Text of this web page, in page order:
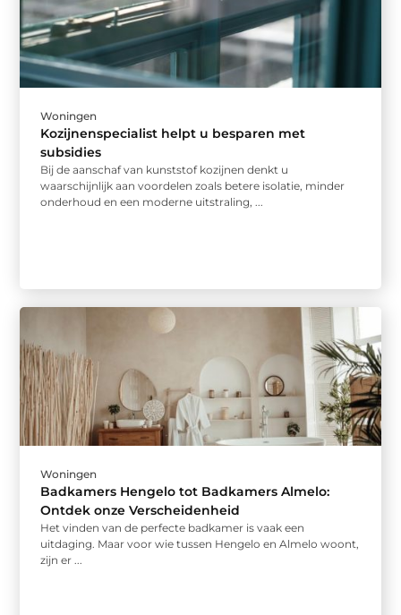
Woningen
Kozijnenspecialist helpt u besparen met
subsidies
Bij de aanschaf van kunststof kozijnen denkt u
waarschijnlijk aan voordelen zoals betere isolatie, minder
onderhoud en een moderne uitstraling, ...
Woningen
Badkamers Hengelo tot Badkamers Almelo:
Ontdek onze Verscheidenheid
Het vinden van de perfecte badkamer is vaak een
uitdaging. Maar voor wie tussen Hengelo en Almelo woont,
zijn er ...